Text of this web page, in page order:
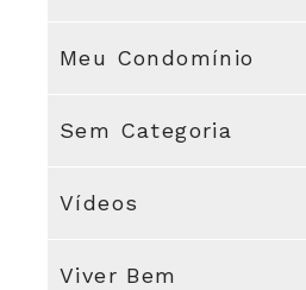
Meu Condomínio
Sem Categoria
Vídeos
Viver Bem